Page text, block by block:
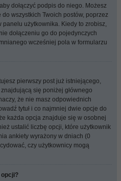
dołączyć podpis do niego. Możesz
wszystkich Twoich postów, poprzez
użytkownika. Kiedy to zrobisz,
dołączeniu go do pojedynczych
wcześniej pola w formularzu
pierwszy post już istniejącego,
znajdującą się poniżej głównego
że nie masz odpowiednich
tytuł i co najmniej dwie opcje do
każda opcja znajduje się w osobnej
ustalić liczbę opcji, które użytkownik
ankiety wyrażony w dniach (0
czy użytkownicy mogą
opcji?